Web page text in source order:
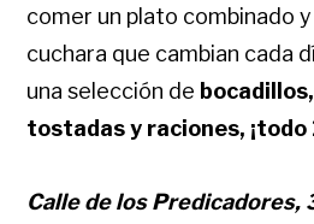
comer un plato combinado
cuchara que cambian cada
una selección de
tostadas y raciones,
Calle de los Predicadores,